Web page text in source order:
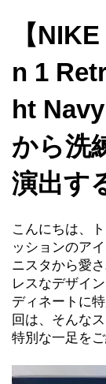
【
n 1
ht
から洗
演出す
こんにちは、
ッションのア
ニスタから愛
レスなデザイ
ディネートに
回は、そんな
特別な一足を